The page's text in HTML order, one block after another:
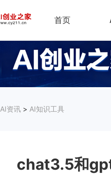
首页
AI资讯 > AI知识工具
chat3.5和